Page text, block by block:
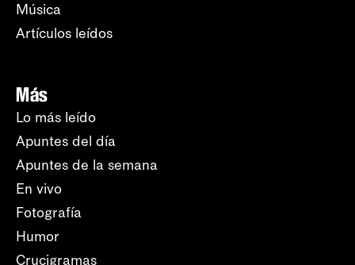
Música
Artículos leídos
Más
Lo más leído
Apuntes del día
Apuntes de la semana
En vivo
Fotografía
Humor
Crucigramas